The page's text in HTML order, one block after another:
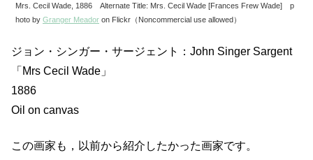
Mrs. Cecil Wade, 1886 Alternate Title: Mrs. Cecil Wade [Frances Frew Wade] p
hoto by Granger Meador on Flickr（Noncommercial use allowed）
ジョン・シンガー・サージェント：John Singer Sargent
「Mrs Cecil Wade」
1886
Oil on canvas
この画家も，以前から紹介したかった画家です。